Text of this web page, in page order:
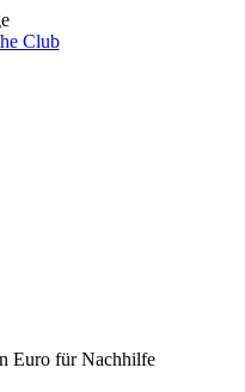
Euro für Nachhilfe